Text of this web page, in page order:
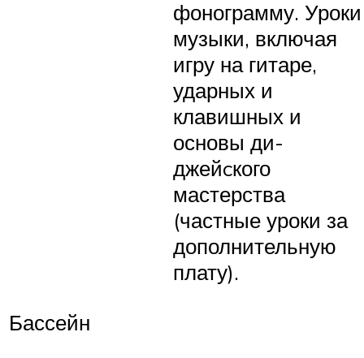
фонограмму. Уроки
музыки, включая
игру на гитаре,
ударных и
клавишных и
основы ди-
джейcкого
мастерства
(частные уроки за
дополнительную
плату).
Бассейн